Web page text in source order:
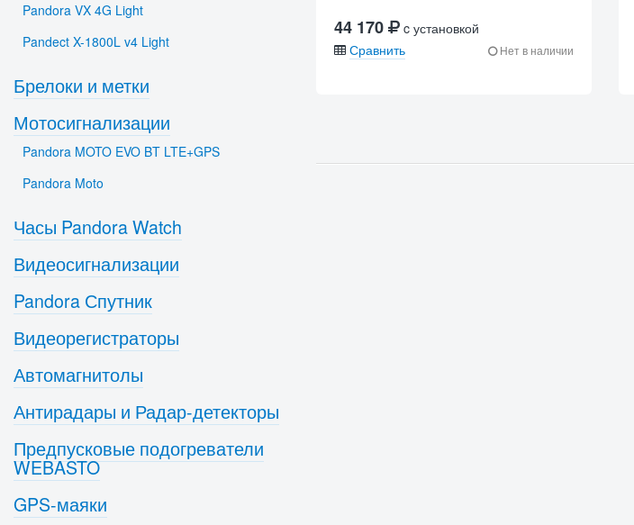
44 170
c установкой
Сравнить
Нет в наличии
Pandora VX 4G Light
Pandect X-1800L v4 Light
Брелоки и метки
Мотосигнализации
Pandora MOTO EVO BT LTE+GPS
Pandora Moto
Часы Pandora Watch
Видеосигнализации
Pandora Спутник
Видеорегистраторы
Автомагнитолы
Антирадары и Радар-детекторы
Предпусковые подогреватели
WEBASTO
GPS-маяки